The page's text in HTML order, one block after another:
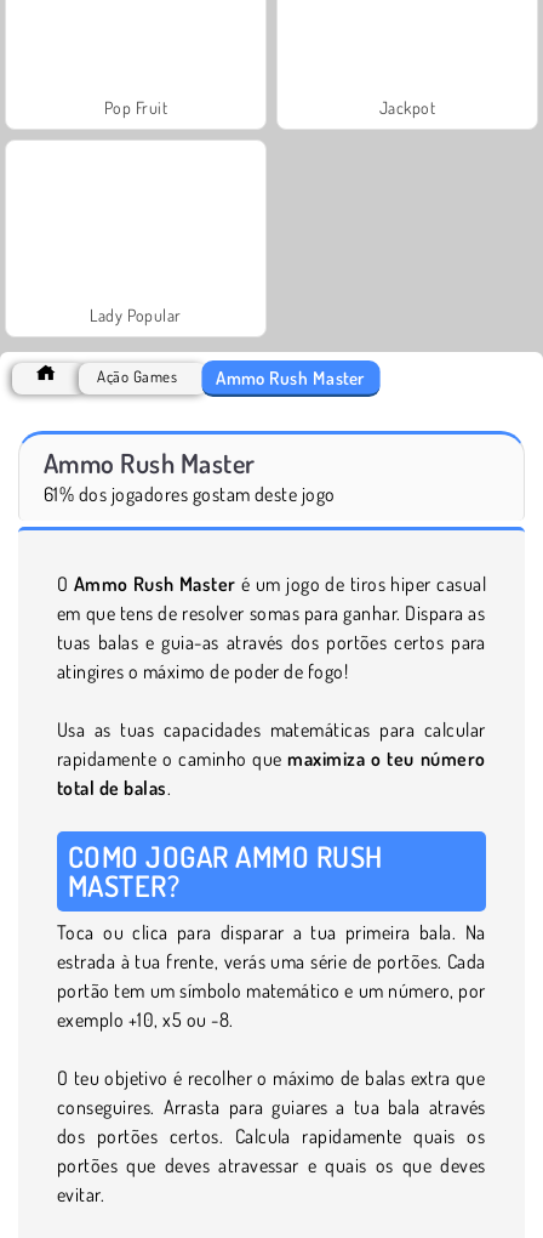
Pop Fruit Jackpot
Lady Popular
Ação Games Ammo Rush Master
Ammo Rush Master
61% dos jogadores gostam deste jogo
O Ammo Rush Master é um jogo de tiros hiper casual
em que tens de resolver somas para ganhar. Dispara as
tuas balas e guia-as através dos portões certos para
atingires o máximo de poder de fogo!
Usa as tuas capacidades matemáticas para calcular
rapidamente o caminho quemaximiza o teu número
total de balas.
COMO JOGAR AMMO RUSH
MASTER?
Toca ou clica para disparar a tua primeira bala. Na
estrada à tua frente, verás uma série de portões. Cada
portão tem um símbolo matemático e um número, por
exemplo +10, x5 ou -8.
O teu objetivo é recolher o máximo de balas extra que
conseguires. Arrasta para guiares a tua bala através
dos portões certos. Calcula rapidamente quais os
portões que deves atravessar e quais os que deves
evitar.